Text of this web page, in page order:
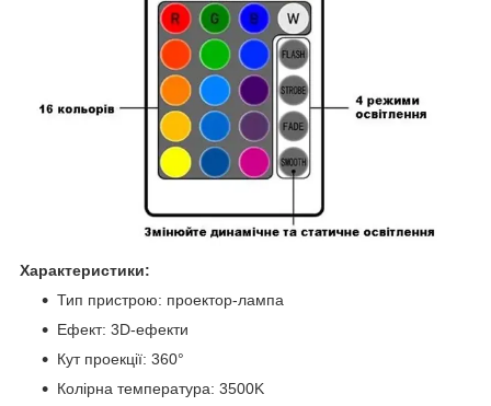
Характеристики:
Тип пристрою: проектор-лампа
Ефект: 3D-ефекти
Кут проекції: 360°
Колірна температура: 3500K